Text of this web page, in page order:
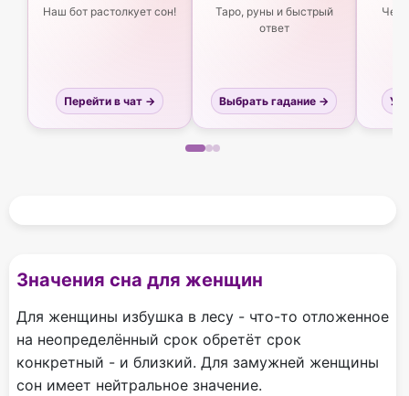
Наш бот растолкует сон!
Перейти в чат →
Таро, руны и быстрый
ответ
Выбрать гадание →
Значения сна для женщин
Для женщины избушка в лесу - что-то отложенное
на неопределённый срок обретёт срок
конкретный - и близкий. Для замужней женщины
сон имеет нейтральное значение.